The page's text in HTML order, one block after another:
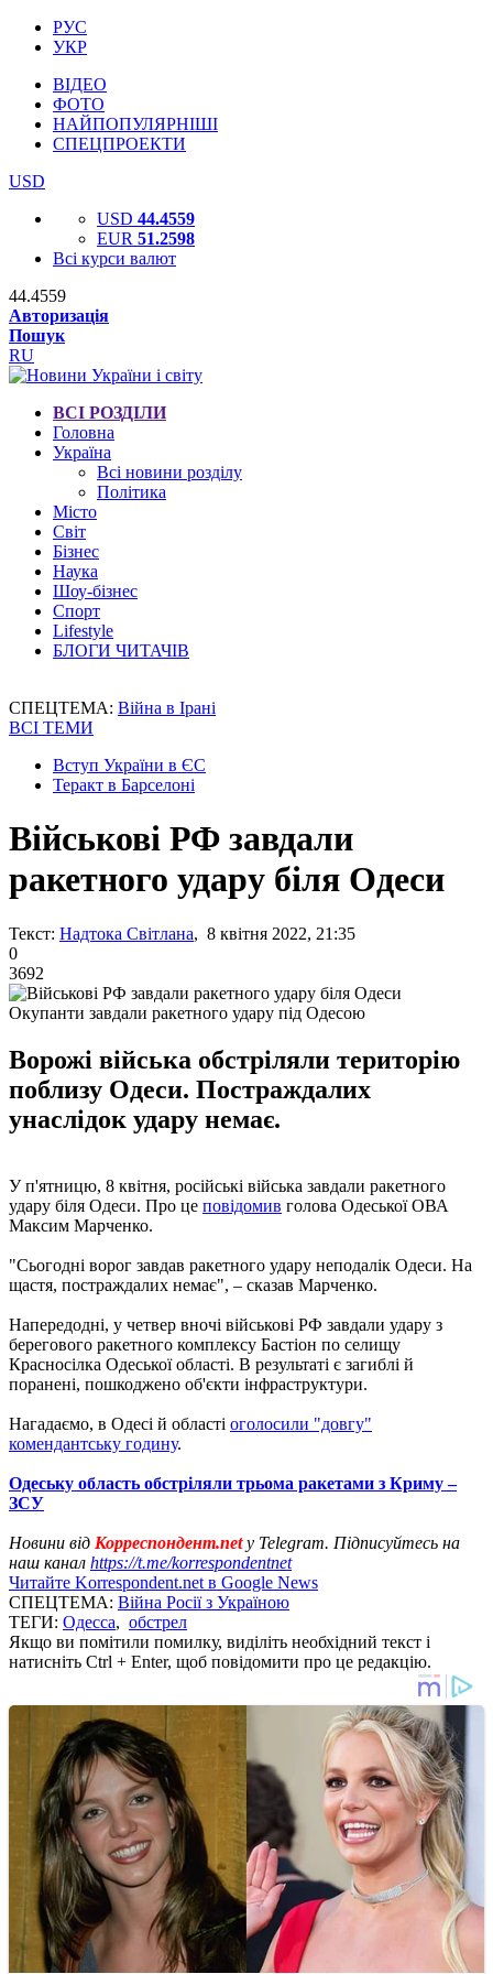
РУС
УКР
ВІДЕО
ФОТО
НАЙПОПУЛЯРНІШІ
СПЕЦПРОЕКТИ
USD
USD 44.4559
EUR 51.2598
Всі курси валют
44.4559
Авторизація
Пошук
RU
ВСІ РОЗДІЛИ
Головна
Україна
Всі новини розділу
Політика
Місто
Світ
Бізнес
Наука
Шоу-бізнес
Спорт
Lifestyle
БЛОГИ ЧИТАЧІВ
СПЕЦТЕМА: Війна в Ірані
ВСІ ТЕМИ
Вступ України в ЄС
Теракт в Барселоні
Військові РФ завдали
ракетного удару біля Одеси
Текст: Надтока Світлана, 8 квітня 2022, 21:35
0
3692
Окупанти завдали ракетного удару під Одесою
Ворожі війська обстріляли територію
поблизу Одеси. Постраждалих
унаслідок удару немає.
У п'ятницю, 8 квітня, російські війська завдали ракетного
удару біля Одеси. Про це повідомив голова Одеської ОВА
Максим Марченко.
"Сьогодні ворог завдав ракетного удару неподалік Одеси. На
щастя, постраждалих немає", – сказав Марченко.
Напередодні, у четвер вночі військові РФ завдали удару з
берегового ракетного комплексу Бастіон по селищу
Красносілка Одеської області. В результаті є загиблі й
поранені, пошкоджено об'єкти інфраструктури.
Нагадаємо, в Одесі й області оголосили "довгу"
комендантську годину.
Одеську область обстріляли трьома ракетами з Криму –
ЗСУ
Новини від Корреспондент.netу Telegram. Підписуйтесь на
наш канал https://t.me/korrespondentnet
Читайте Korrespondent.net в Google News
СПЕЦТЕМА: Війна Росії з Україною
ТЕГИ: Одесса, обстрел
Якщо ви помітили помилку, виділіть необхідний текст і
натисніть Ctrl + Enter, щоб повідомити про це редакцію.